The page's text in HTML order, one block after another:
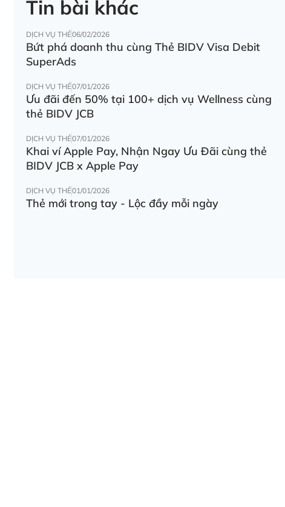
Tin bài khác
DỊCH VỤ THẺ06/02/2026
Bứt phá doanh thu cùng Thẻ BIDV Visa Debit
SuperAds
DỊCH VỤ THẺ07/01/2026
Ưu đãi đến 50% tại 100+ dịch vụ Wellness cùng
thẻ BIDV JCB
DỊCH VỤ THẺ07/01/2026
Khai ví Apple Pay, Nhận Ngay Ưu Đãi cùng thẻ
BIDV JCB x Apple Pay
DỊCH VỤ THẺ01/01/2026
Thẻ mới trong tay - Lộc đầy mỗi ngày